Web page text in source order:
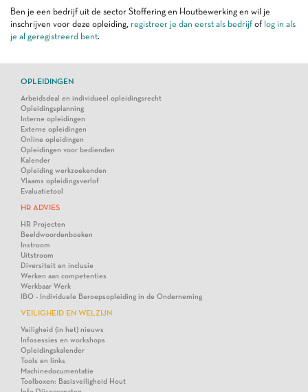
Ben je een bedrijf uit de sector Stoffering en Houtbewerking en wil je
inschrijven voor deze opleiding, registreer je dan eerst als bedrijf of log in als
je al geregistreerd bent.
OPLEIDINGEN
Arbeidsdeal en individueel opleidingsrecht
Opleidingsplanning
Interne opleidingen
Externe opleidingen
Online opleidingen
Opleidingen voor bedienden
Kalender
Opleiding werkzoekenden
Vlaams opleidingsverlof
Evaluatietool
HR ADVIES
HR Projecten
Beeldwoordenboeken
Instroom
Uitstroom
Diversiteit en inclusie
Werken aan competenties
Werkbaar Werk
IBO - Individuele Beroepsopleiding in de Onderneming
VEILIGHEID EN WELZIJN
Veiligheid (in het) nieuws
Infosessies en workshops
Opleidingskalender
Tools en links
Machinedocumentatie
Toolboxen: Basisveiligheid Hout